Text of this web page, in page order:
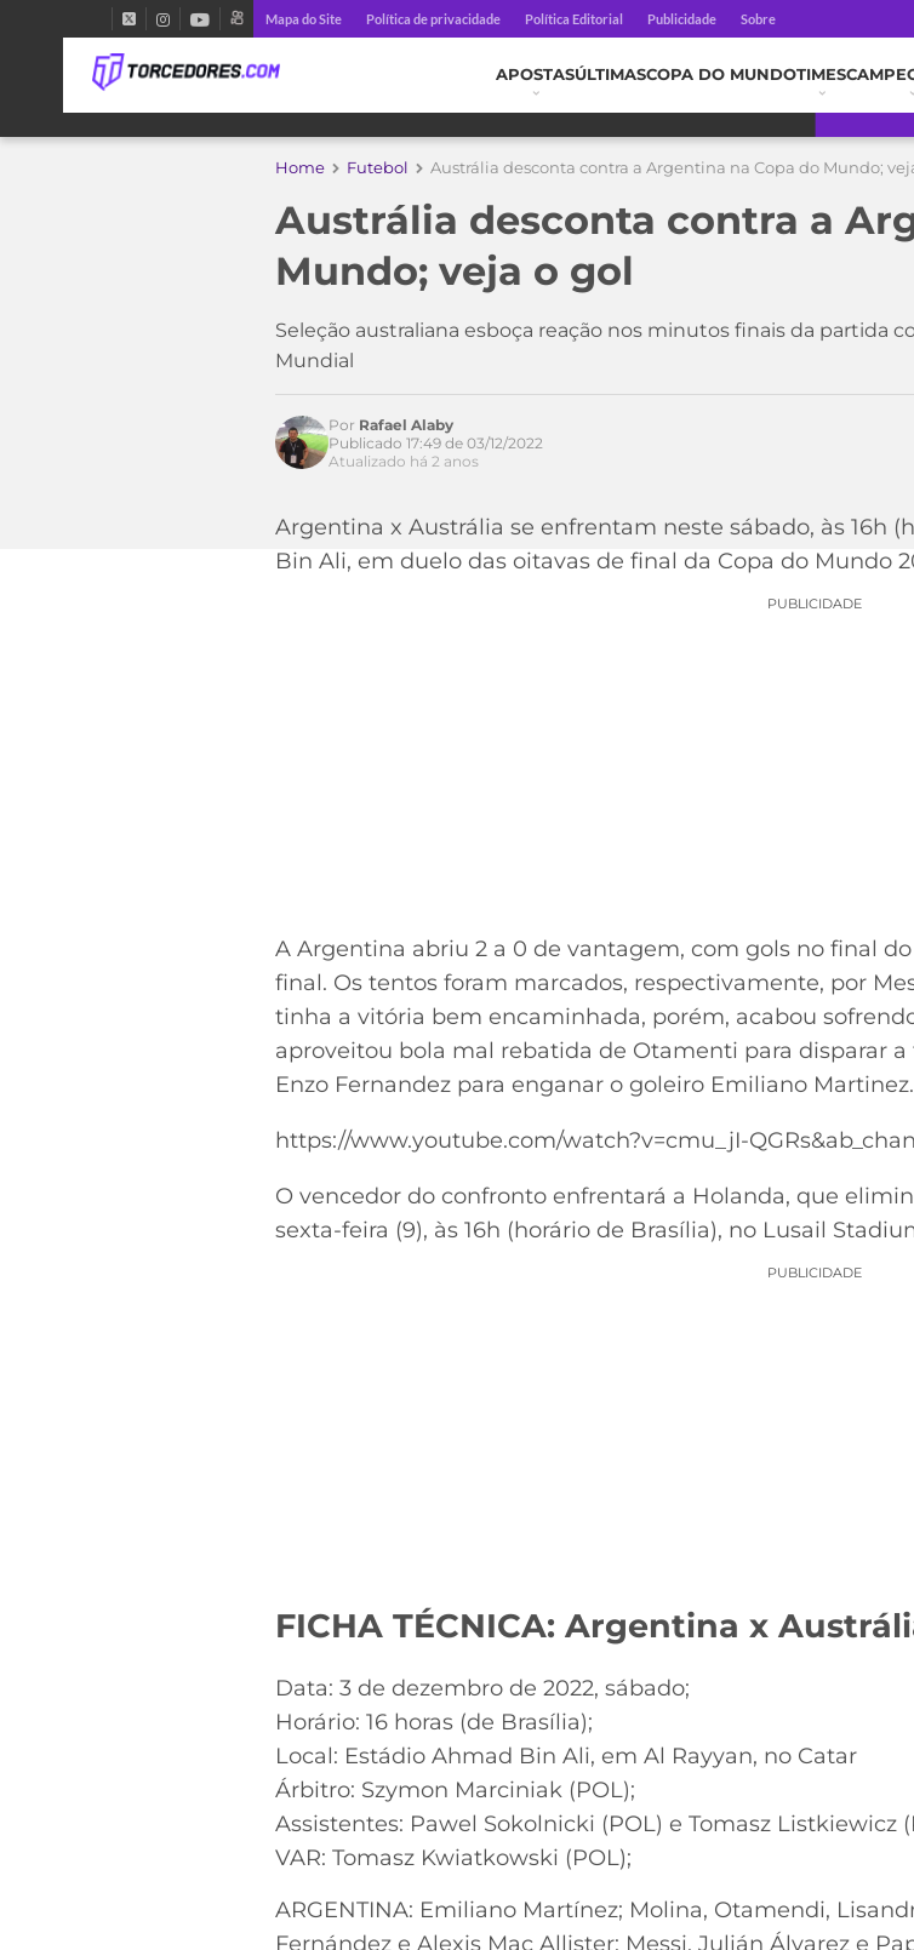
Mapa do Site Política de privacidade Política Editorial Publicidade Sobre
APOSTASÚLTIMASCOPA DO MUNDOTIMES
Home Futebol Austrália desconta contra a Argentina na Copa do Mundo;
Austrália desconta contra a
Mundo; veja o gol
Seleção australiana esboça reação nos minutos finais da partida
Mundial
Acesse o perfil do autor
Por Rafael Alaby
Publicado 17:49 de 03/12/2022
Atualizado há 2 anos
Argentina x Austrália se enfrentam neste sábado, às 16h
Bin Ali, em duelo das oitavas de final da Copa do Mundo
PUBLICIDADE
A Argentina abriu 2 a 0 de vantagem, com gols no final
final. Os tentos foram marcados, respectivamente, por
tinha a vitória bem encaminhada, porém, acabou
aproveitou bola mal rebatida de Otamenti para disparar
Enzo Fernandez para enganar o goleiro Emiliano Martinez.
https://www.youtube.com/watch?v=cmu_jI-
O vencedor do confronto enfrentará a Holanda, que
sexta-feira (9), às 16h (horário de Brasília), no Lusail
PUBLICIDADE
FICHA TÉCNICA: Argentina x
Data: 3 de dezembro de 2022, sábado;
Horário: 16 horas (de Brasília);
Local: Estádio Ahmad Bin Ali, em Al Rayyan, no Catar
Árbitro: Szymon Marciniak (POL);
Assistentes: Pawel Sokolnicki (POL) e Tomasz Listkiewicz
VAR: Tomasz Kwiatkowski (POL);
ARGENTINA: Emiliano Martínez; Molina, Otamendi,
Fernández e Alexis Mac Allister; Messi, Julián Álvarez e